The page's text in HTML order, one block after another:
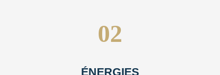
02
ÉNERGIES